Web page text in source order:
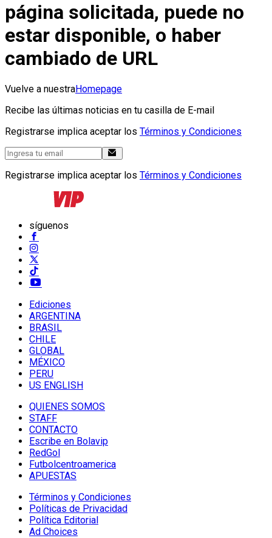
página solicitada, puede no
estar disponible, o haber
cambiado de URL
Vuelve a nuestraHomepage
Recibe las últimas noticias en tu casilla de E-mail
Registrarse implica aceptar los Términos y Condiciones
Registrarse implica aceptar los Términos y Condiciones
síguenos
Ediciones
ARGENTINA
BRASIL
CHILE
GLOBAL
MÉXICO
PERU
US ENGLISH
QUIENES SOMOS
STAFF
CONTACTO
Escribe en Bolavip
RedGol
Futbolcentroamerica
APUESTAS
Términos y Condiciones
Políticas de Privacidad
Política Editorial
Ad Choices